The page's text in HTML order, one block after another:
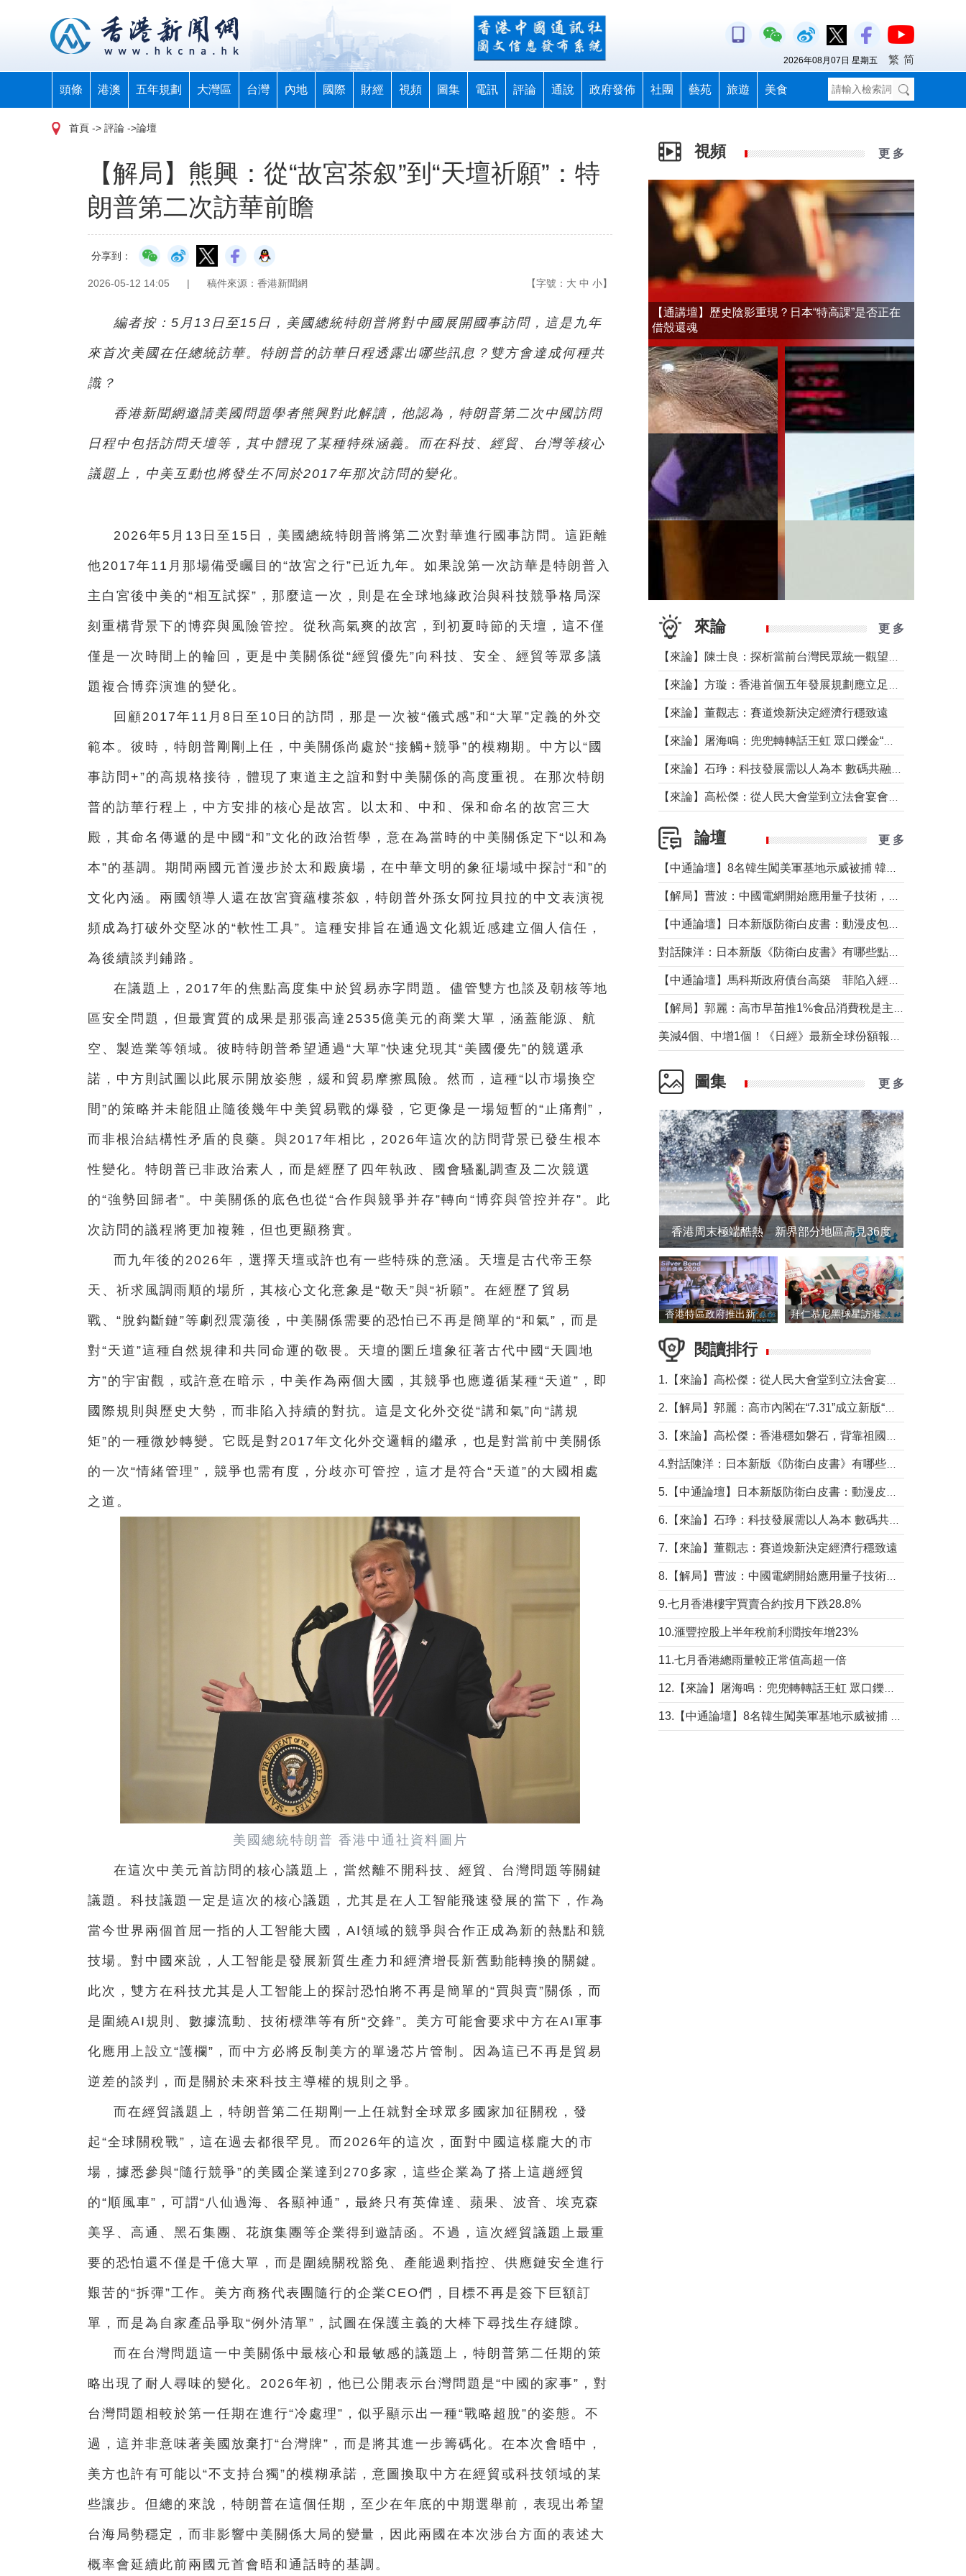
頭條 港澳 五年規劃 大灣區 台灣 內地 國際 財經 視頻 圖集 電訊 評論 通說 政府發佈 社團 藝苑 旅遊 美食
2026年08月07日 星期五 繁 简
首頁 -> 評論 ->論壇
【解局】熊興：從“故宮茶叙”到“天壇祈願”：特
朗普第二次訪華前瞻
分享到：
2026-05-12 14:05 | 稿件來源：香港新聞網 【字號： 大 中 小】
編者按：5月13日至15日，美國總統特朗普將對中國展開國事訪問，這是九年
來首次美國在任總統訪華。特朗普的訪華日程透露出哪些訊息？雙方會達成何種共
識？
香港新聞網邀請美國問題學者熊興對此解讀，他認為，特朗普第二次中國訪問
日程中包括訪問天壇等，其中體現了某種特殊涵義。而在科技、經貿、台灣等核心
議題上，中美互動也將發生不同於2017年那次訪問的變化。
2026年5月13日至15日，美國總統特朗普將第二次對華進行國事訪問。這距離
他2017年11月那場備受矚目的“故宮之行”已近九年。如果說第一次訪華是特朗普入
主白宮後中美的“相互試探”，那麼這一次，則是在全球地緣政治與科技競爭格局深
刻重構背景下的博弈與風險管控。從秋高氣爽的故宮，到初夏時節的天壇，這不僅
僅是一次時間上的輪回，更是中美關係從“經貿優先”向科技、安全、經貿等眾多議
題複合博弈演進的變化。
回顧2017年11月8日至10日的訪問，那是一次被“儀式感”和“大單”定義的外交
範本。彼時，特朗普剛剛上任，中美關係尚處於“接觸+競爭”的模糊期。中方以“國
事訪問+”的高規格接待，體現了東道主之誼和對中美關係的高度重視。在那次特朗
普的訪華行程上，中方安排的核心是故宮。以太和、中和、保和命名的故宮三大
殿，其命名傳遞的是中國“和”文化的政治哲學，意在為當時的中美關係定下“以和為
本”的基調。期間兩國元首漫步於太和殿廣場，在中華文明的象征場域中探討“和”的
文化內涵。兩國領導人還在故宮寶蘊樓茶叙，特朗普外孫女阿拉貝拉的中文表演視
頻成為打破外交堅冰的“軟性工具”。這種安排旨在通過文化親近感建立個人信任，
為後續談判鋪路。
在議題上，2017年的焦點高度集中於貿易赤字問題。儘管雙方也談及朝核等地
區安全問題，但最實質的成果是那張高達2535億美元的商業大單，涵蓋能源、航
空、製造業等領域。彼時特朗普希望通過“大單”快速兌現其“美國優先”的競選承
諾，中方則試圖以此展示開放姿態，緩和貿易摩擦風險。然而，這種“以市場換空
間”的策略并未能阻止隨後幾年中美貿易戰的爆發，它更像是一場短暫的“止痛劑”，
而非根治結構性矛盾的良藥。與2017年相比，2026年這次的訪問背景已發生根本
性變化。特朗普已非政治素人，而是經歷了四年執政、國會騷亂調查及二次競選
的“強勢回歸者”。中美關係的底色也從“合作與競爭并存”轉向“博弈與管控并存”。此
次訪問的議程將更加複雜，但也更顯務實。
而九年後的2026年，選擇天壇或許也有一些特殊的意涵。天壇是古代帝王祭
天、祈求風調雨順的場所，其核心文化意象是“敬天”與“祈願”。在經歷了貿易
戰、“脫鈎斷鏈”等劇烈震蕩後，中美關係需要的恐怕已不再是簡單的“和氣”，而是
對“天道”這種自然規律和共同命運的敬畏。天壇的圜丘壇象征著古代中國“天圓地
方”的宇宙觀，或許意在暗示，中美作為兩個大國，其競爭也應遵循某種“天道”，即
國際規則與歷史大勢，而非陷入持續的對抗。這是文化外交從“講和氣”向“講規
矩”的一種微妙轉變。它既是對2017年文化外交邏輯的繼承，也是對當前中美關係
的一次“情緒管理”，競爭也需有度，分歧亦可管控，這才是符合“天道”的大國相處
之道。
美國總統特朗普 香港中通社資料圖片
在這次中美元首訪問的核心議題上，當然離不開科技、經貿、台灣問題等關鍵
議題。科技議題一定是這次的核心議題，尤其是在人工智能飛速發展的當下，作為
當今世界兩個首屈一指的人工智能大國，AI領域的競爭與合作正成為新的熱點和競
技場。對中國來說，人工智能是發展新質生產力和經濟增長新舊動能轉換的關鍵。
此次，雙方在科技尤其是人工智能上的探討恐怕將不再是簡單的“買與賣”關係，而
是圍繞AI規則、數據流動、技術標準等有所“交鋒”。美方可能會要求中方在AI軍事
化應用上設立“護欄”，而中方必將反制美方的單邊芯片管制。因為這已不再是貿易
逆差的談判，而是關於未來科技主導權的規則之爭。
而在經貿議題上，特朗普第二任期剛一上任就對全球眾多國家加征關稅，發
起“全球關稅戰”，這在過去都很罕見。而2026年的這次，面對中國這樣龐大的市
場，據悉參與“隨行競爭”的美國企業達到270多家，這些企業為了搭上這趟經貿
的“順風車”，可謂“八仙過海、各顯神通”，最終只有英偉達、蘋果、波音、埃克森
美孚、高通、黑石集團、花旗集團等企業得到邀請函。不過，這次經貿議題上最重
要的恐怕還不僅是千億大單，而是圍繞關稅豁免、產能過剩指控、供應鏈安全進行
艱苦的“拆彈”工作。美方商務代表團隨行的企業CEO們，目標不再是簽下巨額訂
單，而是為自家產品爭取“例外清單”，試圖在保護主義的大棒下尋找生存縫隙。
而在台灣問題這一中美關係中最核心和最敏感的議題上，特朗普第二任期的策
略出現了耐人尋味的變化。2026年初，他已公開表示台灣問題是“中國的家事”，對
台灣問題相較於第一任期在進行“冷處理”，似乎顯示出一種“戰略超脫”的姿態。不
過，這并非意味著美國放棄打“台灣牌”，而是將其進一步籌碼化。在本次會晤中，
美方也許有可能以“不支持台獨”的模糊承諾，意圖換取中方在經貿或科技領域的某
些讓步。但總的來說，特朗普在這個任期，至少在年底的中期選舉前，表現出希望
台海局勢穩定，而非影響中美關係大局的變量，因此兩國在本次涉台方面的表述大
概率會延續此前兩國元首會晤和通話時的基調。
視頻 更 多
【通講壇】歷史陰影重現？日本“特高課”是否正在
借殼還魂
來論 更 多
【來論】董觀志：賽道煥新決定經濟行穩致遠
論壇 更 多
圖集 更 多
香港周末極端酷熱 新界部分地區高見36度
香港特區政府推出新一批銀色債券 每手1萬元保底息4.25厘 拜仁慕尼黑球星訪港 與球迷近距離互動
閱讀排行
7.【來論】董觀志：賽道煥新決定經濟行穩致遠
9.七月香港樓宇買賣合約按月下跌28.8%
10.滙豐控股上半年稅前利潤按年增23%
11.七月香港總雨量較正常值高超一倍